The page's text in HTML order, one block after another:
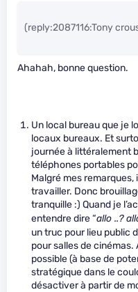
(reply:2087116:Tony
Ahahah, bonne question.
Un local bureau que je
locaux bureaux. Et
journée à littéralement
téléphones portables
Malgré mes remarques,
travailler. Donc
tranquille :) Quand je
entendre dire “allo ..?
un truc pour lieu public
pour salles de
possible (à base de
stratégique dans le
désactiver à partir de